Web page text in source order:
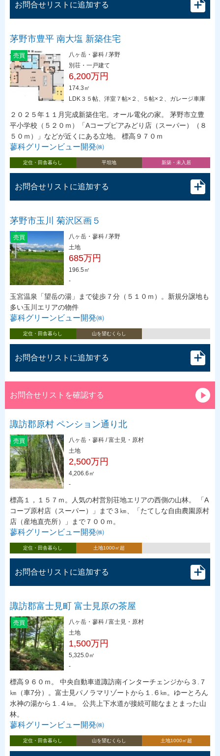
お問合せリストに追加する
茅野市豊平 南大塩 新築住宅
売買
八ヶ岳・蓼科 / 茅野
別荘・一戸建て
6,200万円
174.3㎡
LDK３５帖、洋室７帖×２、５帖×２、ガレージ車庫
２０２５年１１月完成新築住宅。オール電化の家。 茅野市立豊
平小学校（５２０ｍ）「Aコープピアみどり店（スーパー）（８
５０ｍ）」などが近くにある立地。 標高９７０ｍ
蓼科グリーンビュー開発㈱
定住・田舎暮らし 平坦地 新築・未入居
お問合せリストに追加する
茅野市玉川 菊沢区画５
売買
八ヶ岳・蓼科 / 茅野
土地
685万円
196.5㎡
-
玉宮温泉「望岳の湯」まで徒歩７分（５１０ｍ）。新規分譲地も
多い玉川エリアの物件
蓼科グリーンビュー開発㈱
定住・田舎暮らし 山を望むくらし
お問合せリストに追加する
お問合せリストを確認する
諏訪郡原村 ペンション通り北
売買
八ヶ岳・蓼科 / 富士見・原村
土地
2,500万円
4,206.6㎡
-
標高１，１５７ｍ。人気の村営別荘地エリアの西側の山林。 「A
コープ原村店（スーパー）」まで３㎞、「たてしな自由農園原村
店（産地直売所）」まで７００ｍ。
蓼科グリーンビュー開発㈱
定住・田舎暮らし 土地1000㎡超
お問合せリストに追加する
諏訪郡富士見町 富士見原の茶屋
売買
八ヶ岳・蓼科 / 富士見・原村
土地
1,500万円
5,325.0㎡
-
標高９６０ｍ。 中央自動車道諏訪南インターチェンジから３.７
㎞（車7分）。富士見パノラマリゾートから１.６㎞。ゆーとろん
水神の湯から１.４㎞。 公共上下水道が接続可能なまとまった山
林。
蓼科グリーンビュー開発㈱
定住・田舎暮らし 山を望むくらし 土地1000㎡超